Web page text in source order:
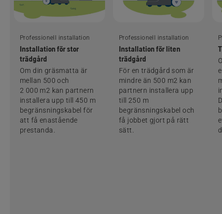
Professionell installation
Installation för stor
trädgård
Om din gräsmatta är
mellan 500 och
2 000 m2 kan partnern
installera upp till 450 m
begränsningskabel för
att få enastående
prestanda.
Professionell installation
Installation för liten
trädgård
För en trädgård som är
mindre än 500 m2 kan
partnern installera upp
till 250 m
begränsningskabel och
få jobbet gjort på rätt
sätt.